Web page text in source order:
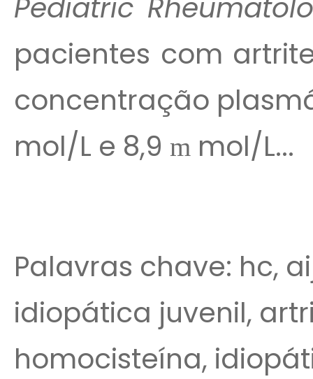
Pediatric
pacientes com
concentração
mol/L e 8,9 m mol/L...
Palavras chave: hc,
idiopática juvenil,
homocisteína,